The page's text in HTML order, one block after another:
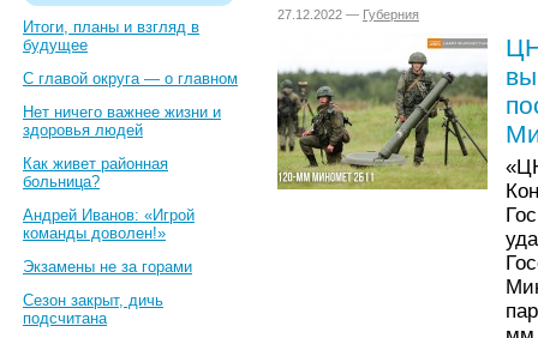
Итоги, планы и взгляд в
будущее
С главой округа — о главном
Нет ничего важнее жизни и
здоровья людей
Как живет районная
больница?
Андрей Иванов: «Игрой
команды доволен!»
Экзамены не за горами
Сезон закрыт, дичь
подсчитана
27.12.2022 — Губерния